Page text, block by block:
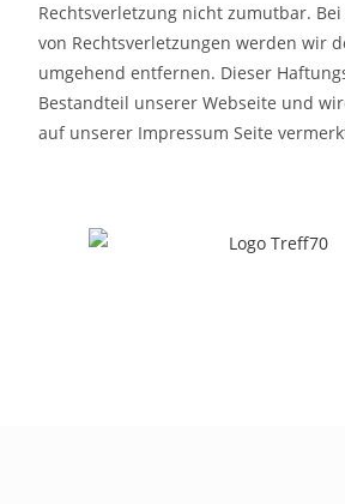
Rechtsverletzung nicht zumutbar.
von Rechtsverletzungen werden wir
umgehend entfernen. Dieser
Bestandteil unserer Webseite und
auf unserer Impressum Seite